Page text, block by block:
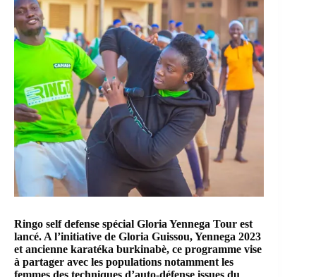
Ringo self defense spécial Gloria Yennega Tour est
lancé. A l’initiative de Gloria Guissou, Yennega 2023
et ancienne karatéka burkinabè, ce programme vise
à partager avec les populations notamment les